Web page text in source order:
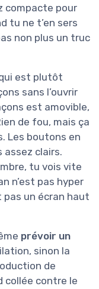
compacte pour
tu ne t’en sers
non plus un truc
est plutôt
sans l’ouvrir
est amovible,
de fou, mais ça
Les boutons en
assez clairs.
tu vois vite
n’est pas hyper
pas un écran haut
prévoir un
sinon la
de
collée contre le